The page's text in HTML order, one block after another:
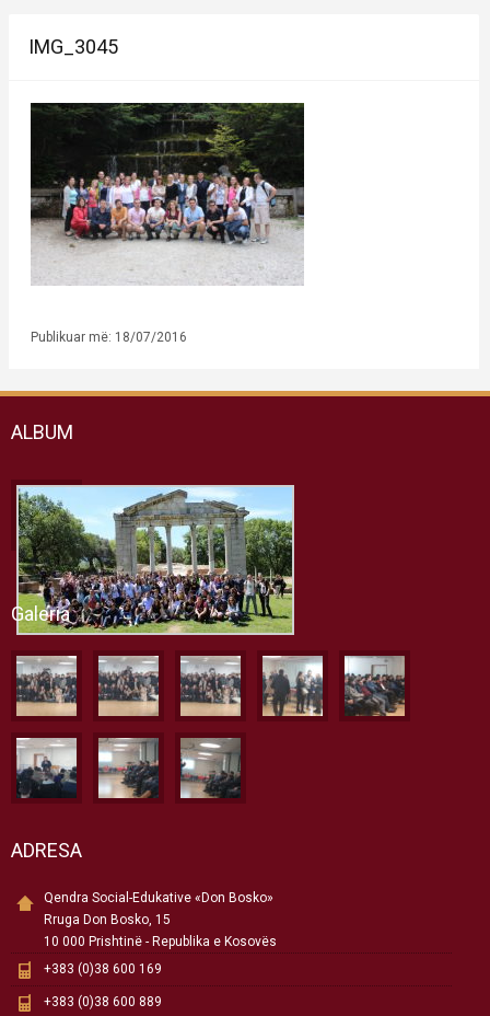
IMG_3045
Publikuar më: 18/07/2016
ALBUM
Galeria
ADRESA
Qendra Social-Edukative «Don Bosko»
Rruga Don Bosko, 15
10 000 Prishtinë - Republika e Kosovës
+383 (0)38 600 169
+383 (0)38 600 889